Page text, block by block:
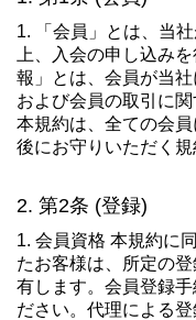
1. 「会員」とは、当
上、入会の申し込み
報」とは、会員が当
および会員の取引に
本規約は、全ての会
後にお守りいただく規
第2条 (登録)
1. 会員資格 本規約に
たお客様は、所定の
有します。会員登録
ださい。代理による